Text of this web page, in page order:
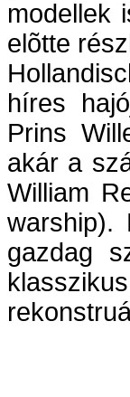
modellek
elõtte
híres
Prins
akár a
William
warship).
gazdag